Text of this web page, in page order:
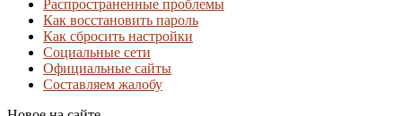
Распространенные проблемы
Как восстановить пароль
Как сбросить настройки
Социальные сети
Официальные сайты
Составляем жалобу